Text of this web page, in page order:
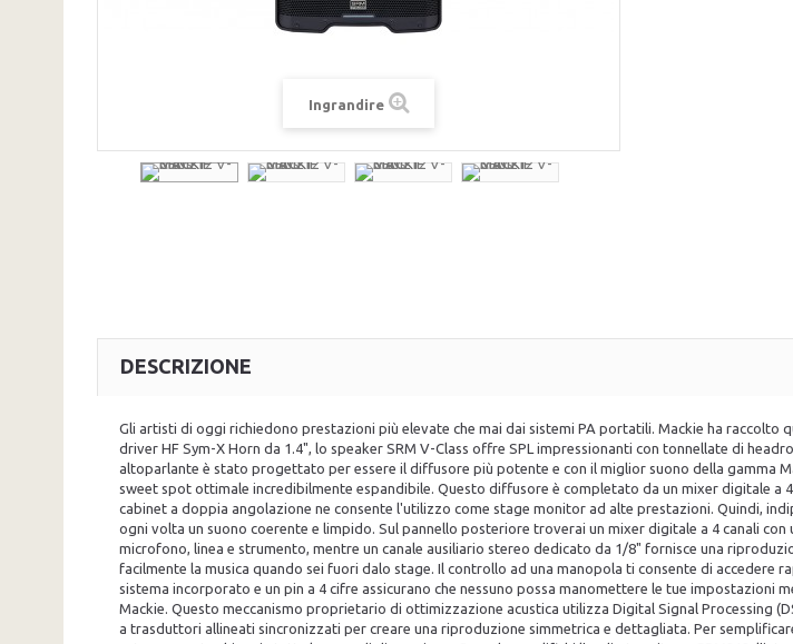
Ingrandire
DESCRIZIONE
Gli artisti di oggi richiedono prestazioni più elevate che mai dai sistemi PA portatili. Mackie ha raccolto
driver HF Sym-X Horn da 1.4", lo speaker SRM V-Class offre SPL impressionanti con tonnellate di
altoparlante è stato progettato per essere il diffusore più potente e con il miglior suono della gamma
sweet spot ottimale incredibilmente espandibile. Questo diffusore è completato da un mixer digitale
cabinet a doppia angolazione ne consente l'utilizzo come stage monitor ad alte prestazioni. Quindi,
ogni volta un suono coerente e limpido. Sul pannello posteriore troverai un mixer digitale a 4 canali
microfono, linea e strumento, mentre un canale ausiliario stereo dedicato da 1/8" fornisce una
facilmente la musica quando sei fuori dalo stage. Il controllo ad una manopola ti consente di accedere
sistema incorporato e un pin a 4 cifre assicurano che nessuno possa manomettere le tue impostazioni
Mackie. Questo meccanismo proprietario di ottimizzazione acustica utilizza Digital Signal Processing
a trasduttori allineati sincronizzati per creare una riproduzione simmetrica e dettagliata. Per